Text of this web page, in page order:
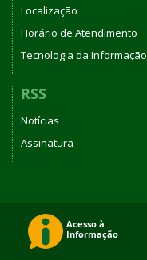
Localização
Horário de Atendimento
Tecnologia da Informação
RSS
Notícias
Assinatura